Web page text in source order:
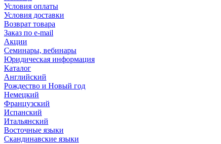
Условия оплаты
Условия доставки
Возврат товара
Заказ по e-mail
Акции
Семинары, вебинары
Юридическая информация
Каталог
Английский
Рождество и Новый год
Немецкий
Французский
Испанский
Итальянский
Восточные языки
Скандинавские языки